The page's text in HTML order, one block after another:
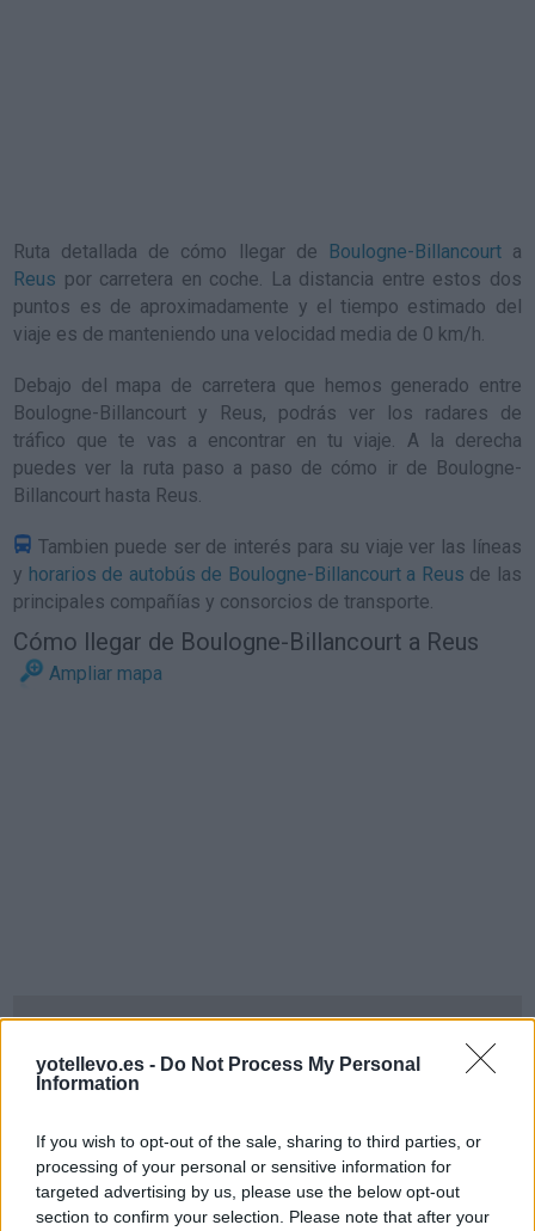
yotellevo.es - Do Not Process My Personal
Information
If you wish to opt-out of the sale, sharing to third parties, or
processing of your personal or sensitive information for
targeted advertising by us, please use the below opt-out
section to confirm your selection. Please note that after your
Ruta detallada de cómo llegar de Boulogne-Billancourta
Reus por carretera en coche. La distancia entre estos dos
puntos es de aproximadamente y el tiempo estimado del
viaje es de manteniendo una velocidad media de 0 km/h.
Debajo del mapa de carretera que hemos generado entre
Boulogne-Billancourt y Reus, podrás ver los radares de
tráfico que te vas a encontrar en tu viaje. A la derecha
puedes ver la ruta paso a paso de cómo ir de Boulogne-
Billancourt hasta Reus.
Tambien puede ser de interés para su viaje ver las líneas
y horarios de autobús de Boulogne-Billancourt a Reus de las
principales compañías y consorcios de transporte.
Cómo llegar de Boulogne-Billancourt a Reus
Ampliar mapa